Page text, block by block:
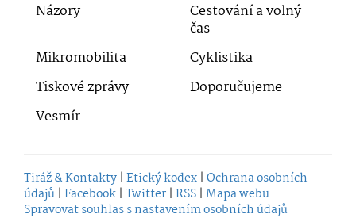
Názory
Cestování a volný
čas
Mikromobilita
Cyklistika
Tiskové zprávy
Doporučujeme
Vesmír
Tiráž & Kontakty | Etický kodex | Ochrana osobních
údajů | Facebook | Twitter | RSS | Mapa webu
Spravovat souhlas s nastavením osobních údajů